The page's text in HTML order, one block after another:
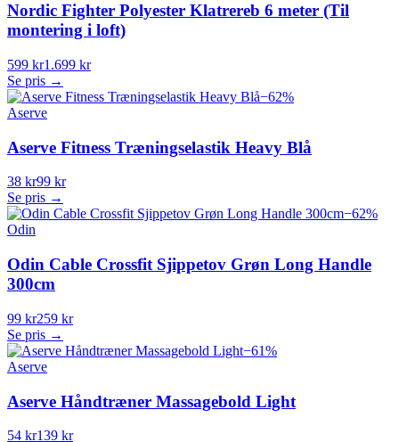
Nordic Fighter Polyester Klatrereb 6 meter (Til
montering i loft)
599 kr1.699 kr
Se pris →
−62%
Aserve
Aserve Fitness Træningselastik Heavy Blå
38 kr99 kr
Se pris →
−62%
Odin
Odin Cable Crossfit Sjippetov Grøn Long Handle
300cm
99 kr259 kr
Se pris →
−61%
Aserve
Aserve Håndtræner Massagebold Light
54 kr139 kr